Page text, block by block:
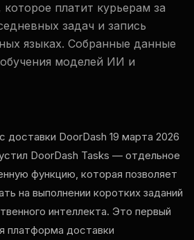
платит курьерам за
задач и запись
языках. Собранные данные
моделей ИИ и
доставки DoorDash 19 марта 2026
DoorDash Tasks — отдельное
функцию, которая позволяет
на выполнении коротких заданий
интеллекта. Это первый
платформа доставки